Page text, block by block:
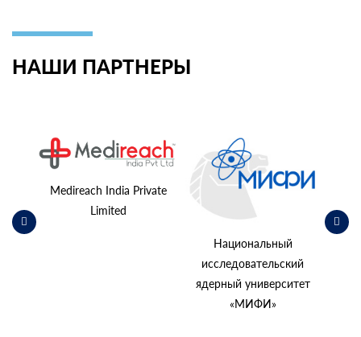
НАШИ ПАРТНЕРЫ
Medireach India Private
Limited
Национальный
исследовательский
ядерный университет
«МИФИ»